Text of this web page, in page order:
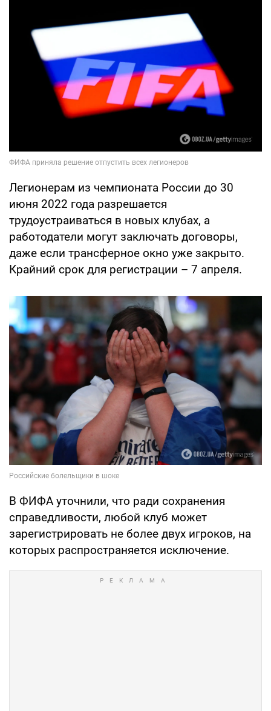
Легионерам из чемпионата России до 30
июня 2022 года разрешается
трудоустраиваться в новых клубах, а
работодатели могут заключать договоры,
даже если трансферное окно уже закрыто.
Крайний срок для регистрации – 7 апреля.
В ФИФА уточнили, что ради сохранения
справедливости, любой клуб может
зарегистрировать не более двух игроков, на
которых распространяется исключение.